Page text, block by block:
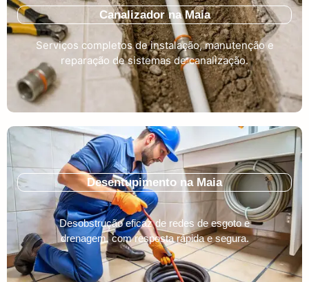
Canalizador na Maia
Serviços completos de instalação, manutenção e
reparação de sistemas de canalização.
Desentupimento na Maia
Desobstrução eficaz de redes de esgoto e
drenagem, com resposta rápida e segura.